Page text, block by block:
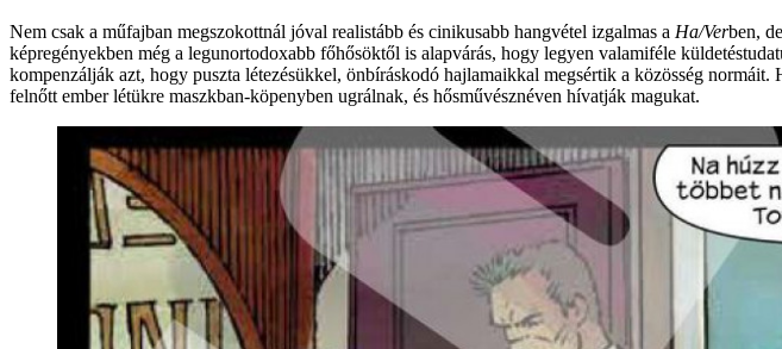
Nem csak a műfajban megszokottnál jóval realistább és cinikusabb hangvétel izgalmas a Ha/Verben,
képregényekben még a legunortodoxabb főhősöktől is alapvárás, hogy legyen valamiféle
kompenzálják azt, hogy puszta létezésükkel, önbíráskodó hajlamaikkal megsértik a közösség
felnőtt ember létükre maszkban-köpenyben ugrálnak, és hősművésznéven hívatják magukat.